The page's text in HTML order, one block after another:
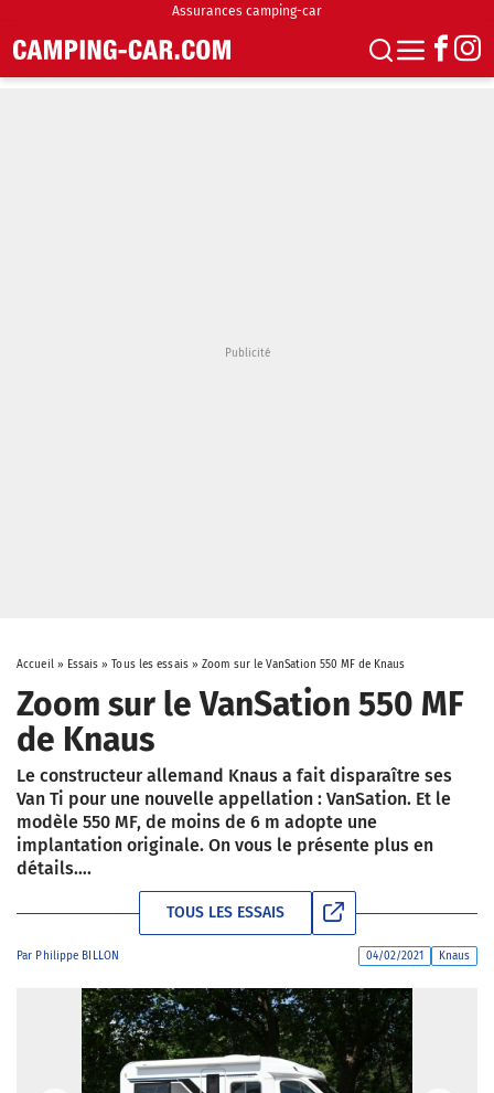
Assurances camping-car
Accueil» Essais »Tous les essais» Zoom sur le VanSation 550 MF de Knaus
Zoom sur le VanSation 550 MF
de Knaus
Le constructeur allemand Knaus a fait disparaître ses
Van Ti pour une nouvelle appellation : VanSation. Et le
modèle 550 MF, de moins de 6 m adopte une
implantation originale. On vous le présente plus en
détails….
TOUS LES ESSAIS
Par Philippe BILLON 04/02/2021 Knaus